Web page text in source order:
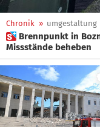
Chronik » umgestaltung
 Brennpunkt in Bozner Stadtzentrum: So will man die
Missstände beheben